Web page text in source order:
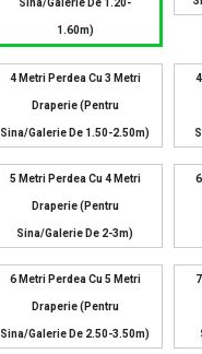
Sina/galerie De 1.20-
1.60m)
4 Metri Perdea Cu 3 Metri
Draperie (pentru
Sina/galerie De 1.50-2.50m)
5 Metri Perdea Cu 4 Metri
Draperie (pentru
Sina/galerie De 2-3m)
6 Metri Perdea Cu 5 Metri
Draperie (pentru
Sina/galerie De 2.50-3.50m)